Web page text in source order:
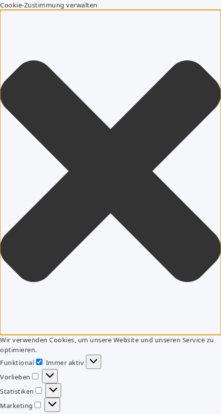
Cookie-Zustimmung verwalten
Wir verwenden Cookies, um unsere Website und unseren Service zu
optimieren.
Funktional
Funktional
Immer aktiv
Vorlieben
Vorlieben
Statistiken
Statistiken
Marketing
Marketing